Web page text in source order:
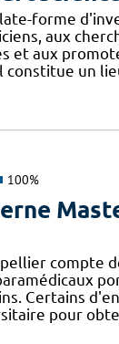
forme
aux
et aux
constitue un
100%
compte
Certains
pour